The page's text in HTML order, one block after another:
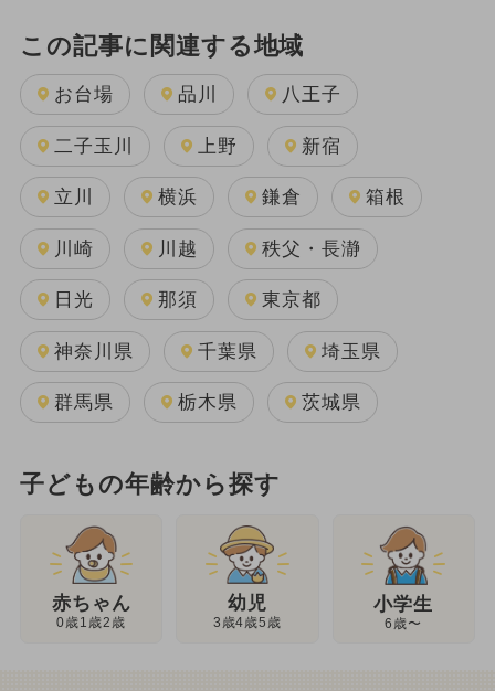
この記事に関連する地域
お台場 品川 八王子
二子玉川 上野 新宿
立川 横浜 鎌倉 箱根
川崎 川越 秩父・長瀞
日光 那須 東京都
神奈川県 千葉県 埼玉県
群馬県 栃木県 茨城県
子どもの年齢から探す
赤ちゃん
0歳1歳2歳
幼児
3歳4歳5歳
小学生
6歳〜